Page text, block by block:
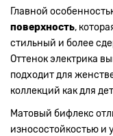
Главной
поверхность,
стильный и более
Оттенок электрика
подходит для
коллекций как для
Матовый бифлекс
износостойкостью и